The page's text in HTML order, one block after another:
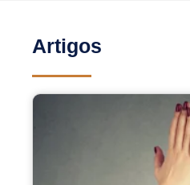
Artigos